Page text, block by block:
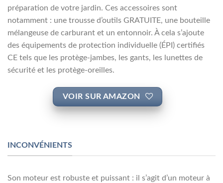
préparation de votre jardin. Ces accessoires sont
notamment : une trousse d’outils GRATUITE, une bouteille
mélangeuse de carburant et un entonnoir. À cela s’ajoute
des équipements de protection individuelle (ÉPI) certifiés
CE tels que les protège-jambes, les gants, les lunettes de
sécurité et les protège-oreilles.
VOIR SUR AMAZON
INCONVÉNIENTS
Son moteur est robuste et puissant : il s’agit d’un moteur à